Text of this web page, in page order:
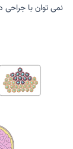
نمی توان با جراحی